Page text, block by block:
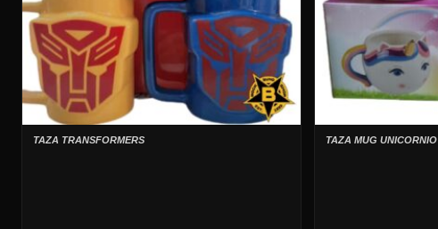
TAZA TRANSFORMERS TAZA MUG UNICORNIO